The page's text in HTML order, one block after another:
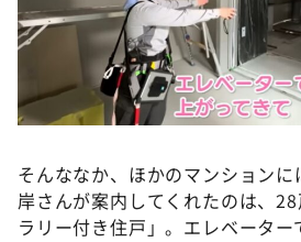
そんななか、ほかのマンションに
岸さんが案内してくれたのは、
ラリー付き住戸」。エレベーター